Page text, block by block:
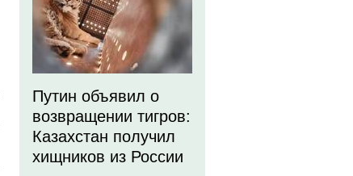
Путин объявил о
возвращении тигров:
Казахстан получил
хищников из России